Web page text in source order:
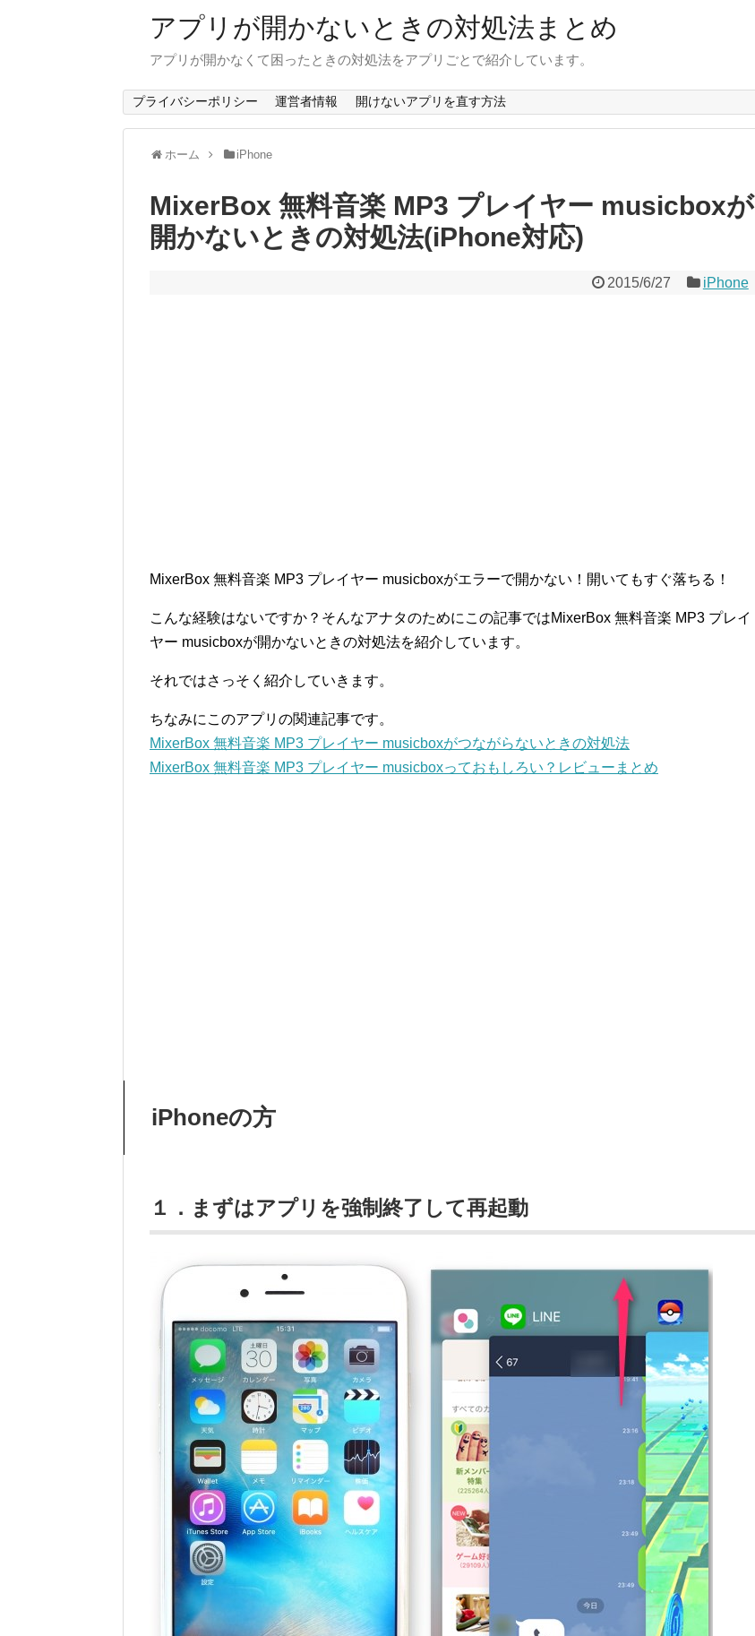
アプリが開かないときの対処法まとめ
アプリが開かなくて困ったときの対処法をアプリごとで紹介しています。
プライバシーポリシー 運営者情報 開けないアプリを直す方法
ホーム iPhone
MixerBox 無料音楽 MP3 プレイヤー musicboxが
開かないときの対処法(iPhone対応)
2015/6/27 iPhone
MixerBox 無料音楽 MP3 プレイヤー musicboxがエラーで開かない！開いてもすぐ落ちる！
こんな経験はないですか？そんなアナタのためにこの記事ではMixerBox 無料音楽 MP3 プレイ
ヤー musicboxが開かないときの対処法を紹介しています。
それではさっそく紹介していきます。
ちなみにこのアプリの関連記事です。
MixerBox 無料音楽 MP3 プレイヤー musicboxがつながらないときの対処法
MixerBox 無料音楽 MP3 プレイヤー musicboxっておもしろい？レビューまとめ
iPhoneの方
１．まずはアプリを強制終了して再起動